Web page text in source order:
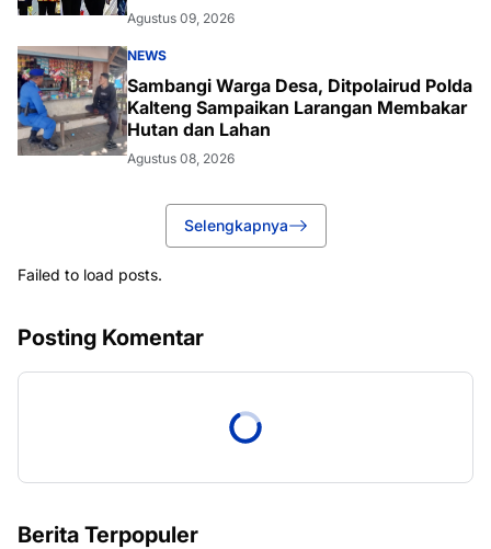
Agustus 09, 2026
NEWS
Sambangi Warga Desa, Ditpolairud Polda
Kalteng Sampaikan Larangan Membakar
Hutan dan Lahan
Agustus 08, 2026
Selengkapnya
Failed to load posts.
Posting Komentar
Berita Terpopuler